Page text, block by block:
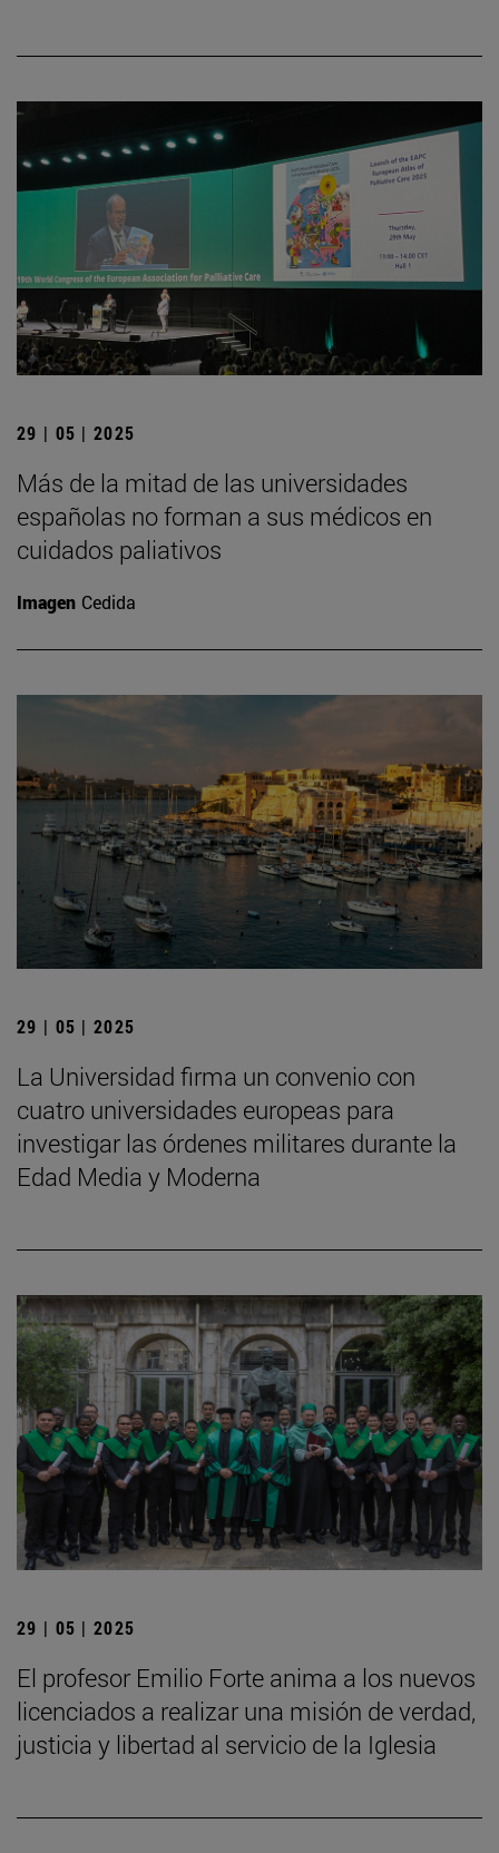
29 | 05 | 2025
Más de la mitad de las universidades
españolas no forman a sus médicos en
cuidados paliativos
Imagen Cedida
29 | 05 | 2025
La Universidad firma un convenio con
cuatro universidades europeas para
investigar las órdenes militares durante la
Edad Media y Moderna
29 | 05 | 2025
El profesor Emilio Forte anima a los nuevos
licenciados a realizar una misión de verdad,
justicia y libertad al servicio de la Iglesia